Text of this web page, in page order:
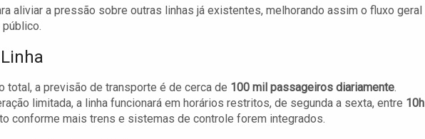
aliviar a pressão sobre outras linhas já existentes, melhorando assim o fluxo geral
total, a previsão de transporte é de cerca de 100 mil passageiros diariamente.
limitada, a linha funcionará em horários restritos, de segunda a sexta, entre
conforme mais trens e sistemas de controle forem integrados.